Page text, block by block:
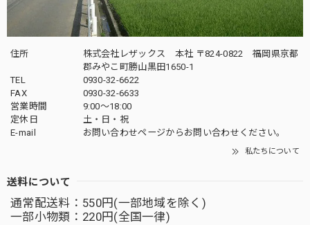
住所
株式会社レザックス 本社 〒824-0822 福岡県京都
郡みやこ町勝山黒田1650-1
TEL
0930-32-6622
FAX
0930-32-6633
営業時間
9:00〜18:00
定休日
土・日・祝
E-mail
お問い合わせページからお問い合わせください。
私たちについて
送料について
通常配送料：550円(一部地域を除く)
一部小物類：220円(全国一律)